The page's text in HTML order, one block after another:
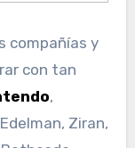
compañías y
con tan
,
Ziran,